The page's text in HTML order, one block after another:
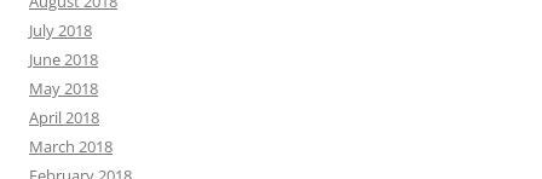
July 2018
June 2018
May 2018
April 2018
March 2018